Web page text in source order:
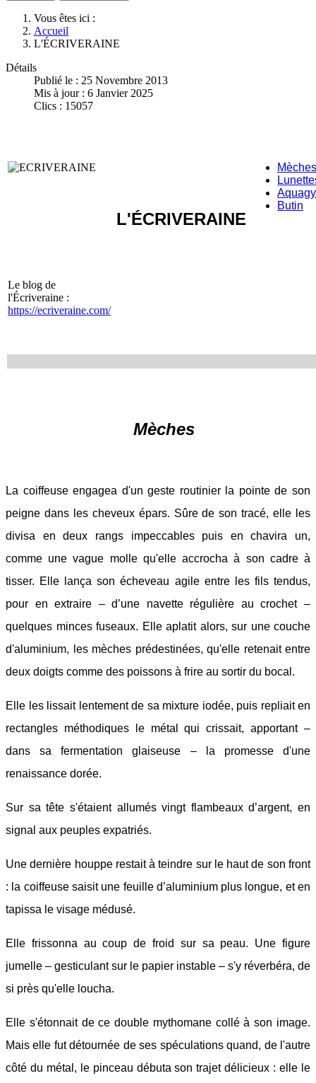
Vous êtes ici :
Accueil
L'ÉCRIVERAINE
Détails
Publié le : 25 Novembre 2013
Mis à jour : 6 Janvier 2025
Clics : 15057
L'ÉCRIVERAINE
Mèches
Butin
Le blog de
l'Écriveraine :
https://ecriveraine.com/
Mèches
La coiffeuse engagea d'un geste routinier la pointe de son
peigne dans les cheveux épars. Sûre de son tracé, elle les
divisa en deux rangs impeccables puis en chavira un,
comme une vague molle qu'elle accrocha à son cadre à
tisser. Elle lança son écheveau agile entre les fils tendus,
pour en extraire – d’une navette régulière au crochet –
quelques minces fuseaux. Elle aplatit alors, sur une couche
d'aluminium, les mèches prédestinées, qu'elle retenait entre
deux doigts comme des poissons à frire au sortir du bocal.
Elle les lissait lentement de sa mixture iodée, puis repliait en
rectangles méthodiques le métal qui crissait, apportant –
dans sa fermentation glaiseuse – la promesse d'une
renaissance dorée.
Sur sa tête s'étaient allumés vingt flambeaux d’argent, en
signal aux peuples expatriés.
Une dernière houppe restait à teindre sur le haut de son front
: la coiffeuse saisit une feuille d’aluminium plus longue, et en
tapissa le visage médusé.
Elle frissonna au coup de froid sur sa peau. Une figure
jumelle – gesticulant sur le papier instable – s'y réverbéra, de
si près qu'elle loucha.
Elle s'étonnait de ce double mythomane collé à son image.
Mais elle fut détournée de ses spéculations quand, de l'autre
côté du métal, le pinceau débuta son trajet délicieux : elle le